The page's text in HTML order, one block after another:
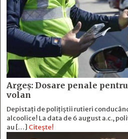
Argeș: Dosare penale
volan
Depistați de polițiștii rutieri
alcoolice! La data de 6 august a.c.,
au […] Citește!